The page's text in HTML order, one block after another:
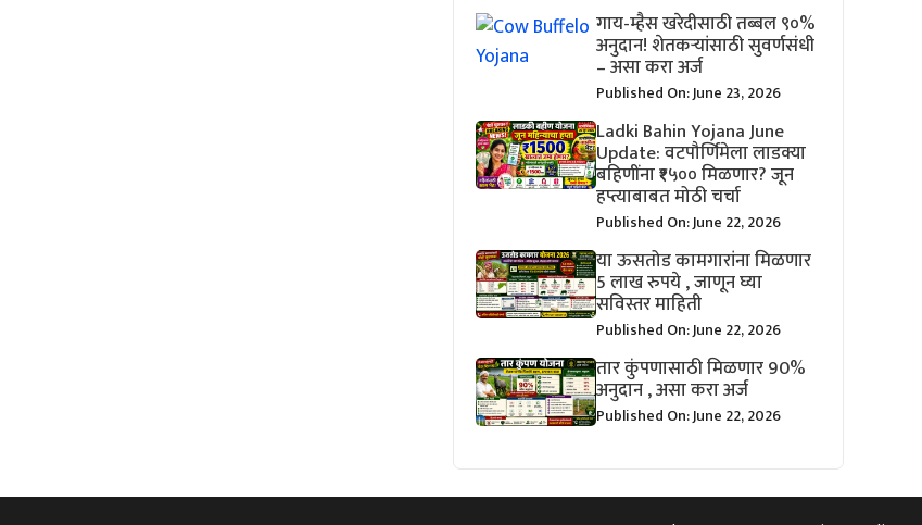
गाय-म्हैस खरेदीसाठी तब्बल ९०%
अनुदान! शेतकऱ्यांसाठी सुवर्णसंधी
– असा करा अर्ज
Published On: June 23, 2026
Ladki Bahin Yojana June
Update: वटपौर्णिमेला लाडक्या
बहिणींना ₹१५०० मिळणार? जून
हप्त्याबाबत मोठी चर्चा
Published On: June 22, 2026
या ऊसतोड कामगारांना मिळणार
5 लाख रुपये , जाणून घ्या
सविस्तर माहिती
Published On: June 22, 2026
तार कुंपणासाठी मिळणार 90%
अनुदान , असा करा अर्ज
Published On: June 22, 2026